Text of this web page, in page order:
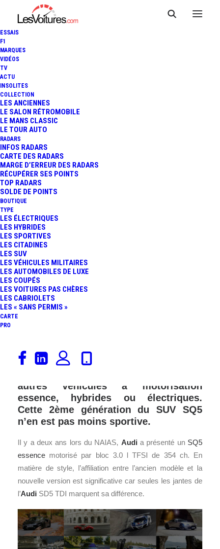
ESSAIS
F1
MARQUES
VIDÉOS
TV
ACTU
INSOLITES
COLLECTION
LES ANCIENNES
LE SALON RÉTROMOBILE
LE MANS CLASSIC
LE TOUR AUTO
RADARS
INFOS RADARS
CARTE DES RADARS
MARGE D’ERREUR DES RADARS
RÉCUPÉRER SES POINTS
TOP RADARS
SOLDE DE POINTS
BOUTIQUE
TYPE
LES ÉLECTRIQUES
LES HYBRIDES
LES SPORTIVES
LES CITADINES
LES SUV
LES VÉHICULES MILITAIRES
LES AUTOMOBILES DE LUXE
LES COUPÉS
LES VOITURES PAS CHÈRES
LES CABRIOLETS
LES « SANS PERMIS »
CARTE
PRO
AUDI SQ5 : LE DIESEL
RELANCÉ AVEC UN V6 TDI
2 Minutes
Le diesel n’est pas mort. Au Salon de
Genève, l’Audi SQ5 TDI sera présenté
autres véhicules à motorisation
essence, hybrides ou électriques.
Cette 2ème génération du SUV SQ5
n’en est pas moins sportive.
Il y a deux ans lors du NAIAS, Audi a présenté un SQ5
essence motorisé par bloc 3.0 l TFSI de 354 ch. En
matière de style, l’affiliation entre l’ancien modèle et la
nouvelle version est significative car seules les jantes de
l’Audi SD5 TDI marquent sa différence.